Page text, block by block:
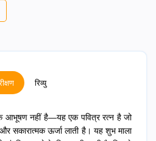
रिव्यु
आभूषण नहीं है—यह एक पवित्र रत्न है जो
सकारात्मक ऊर्जा लाती है। यह शुभ माला